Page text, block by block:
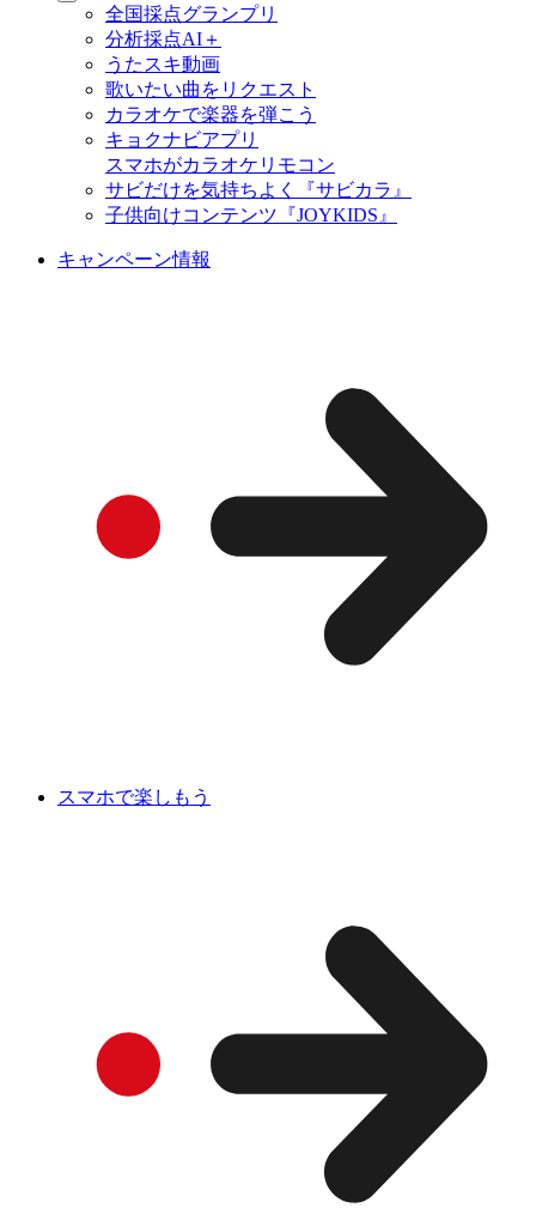
全国採点グランプリ
分析採点AI＋
うたスキ動画
歌いたい曲をリクエスト
カラオケで楽器を弾こう
キョクナビアプリ
スマホがカラオケリモコン
サビだけを気持ちよく『サビカラ』
子供向けコンテンツ『JOYKIDS』
キャンペーン情報
スマホで楽しもう